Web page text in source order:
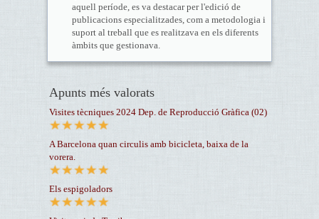
aquell període, es va destacar per l'edició de
publicacions especialitzades, com a metodologia i
suport al treball que es realitzava en els diferents
àmbits que gestionava.
Apunts més valorats
Visites tècniques 2024 Dep. de Reproducció Gràfica (02)
A Barcelona quan circulis amb bicicleta, baixa de la
vorera.
Els espigoladors